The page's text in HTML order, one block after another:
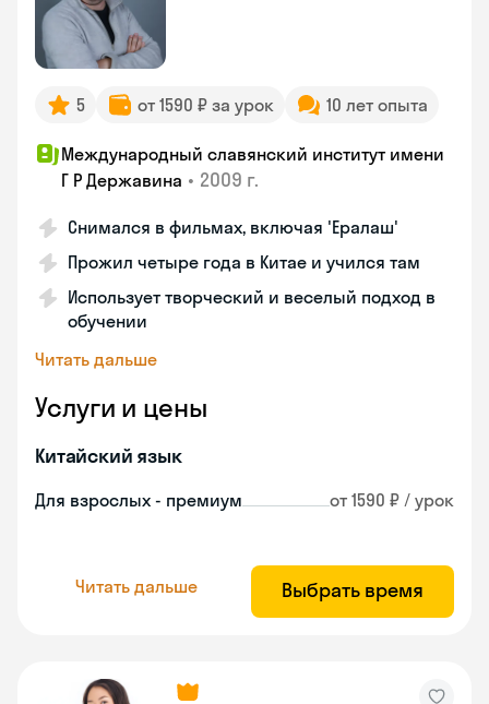
5 от 1590 ₽ за урок 10 лет опыта
Международный славянский институт имени
Г Р Державина • 2009 г.
Снимался в фильмах, включая 'Ералаш'
Прожил четыре года в Китае и учился там
Использует творческий и веселый подход в
обучении
Читать дальше
Услуги и цены
Китайский язык
Для взрослых - премиум от 1590 ₽ / урок
Читать дальше Выбрать время